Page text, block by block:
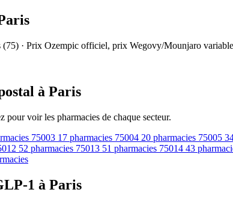
(75) · Prix Ozempic officiel, prix Wegovy/Mounjaro
à Paris
pour voir les pharmacies de chaque secteur.
75003 17 pharmacies 75004 20 pharmacies 75005
52 pharmacies 75013 51 pharmacies 75014 43
1 à Paris